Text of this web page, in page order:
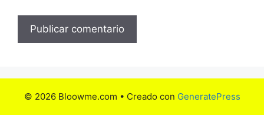
© 2026 Bloowme.com • Creado con GeneratePress